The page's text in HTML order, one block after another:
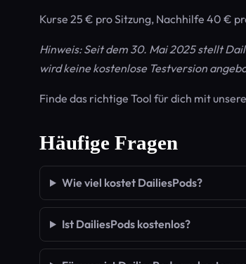
Kurse 25 € pro Sitzung, Nachhilfe 40 €
Hinweis: Seit dem 30. Mai 2025 stellt
wird keine kostenlose Testversion
Finde das richtige Tool für dich mit
Häufige Fragen
Wie viel kostet DailiesPods?
Ist DailiesPods kostenlos?